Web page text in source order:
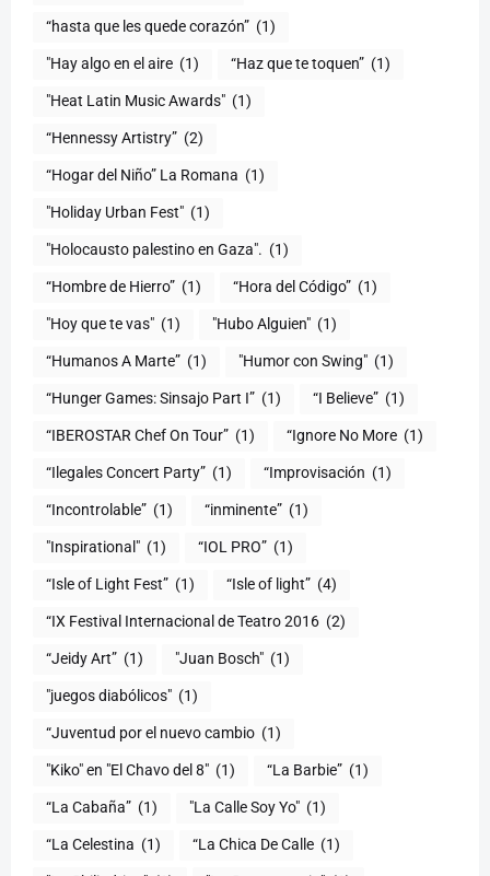
(1)
"Hay algo en el aire (1) “Haz que te toquen” (1)
"Heat Latin Music Awards" (1)
“Hennessy Artistry” (2)
“Hogar del Niño” La Romana (1)
(1)
"Holocausto palestino en Gaza". (1)
“Hombre de Hierro” (1) (1)
"Hoy que te vas" (1) "Hubo Alguien" (1)
“Humanos A Marte” (1) "Humor con Swing" (1)
(1) “I Believe” (1)
“IBEROSTAR Chef On Tour” (1) “Ignore No More (1)
“Ilegales Concert Party” (1) “Improvisación (1)
“Incontrolable” (1) “inminente” (1)
"Inspirational" (1) “IOL PRO” (1)
“Isle of Light Fest” (1) “Isle of light” (4)
“IX Festival Internacional de Teatro 2016 (2)
“Jeidy Art” (1) "Juan Bosch" (1)
"juegos diabólicos" (1)
“Juventud por el nuevo cambio (1)
"Kiko" en "El Chavo del 8" (1) “La Barbie” (1)
“La Cabaña” (1) "La Calle Soy Yo" (1)
“La Celestina (1) “La Chica De Calle (1)